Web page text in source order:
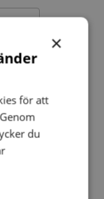
×
för att
du